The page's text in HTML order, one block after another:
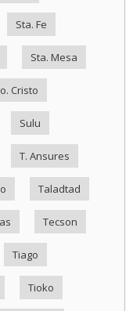
Sta. Fe
Sta. Mesa
Cristo
Sulu
T. Ansures
Taladtad
Tecson
Tiago
Tioko